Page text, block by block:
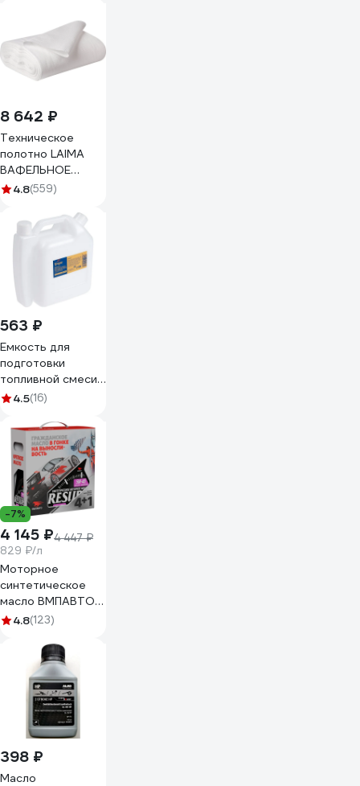
8 642 ₽
Техническое
полотно LAIMA
ВАФЕЛЬНОЕ
отбеленное,
плотность 120 г/
м2 604753
4.8(559)
563 ₽
Емкость для
подготовки
топливной смеси
20 - 25 - 40 -
1000 мл ТУНДРА
7509203
4.5(16)
-7%
4 145 ₽4 447 ₽
829 ₽/л
Моторное
синтетическое
масло ВМПАВТО
Resurs 100+ 5w40
4л+1л 9293
4.8(123)
398 ₽
Масло